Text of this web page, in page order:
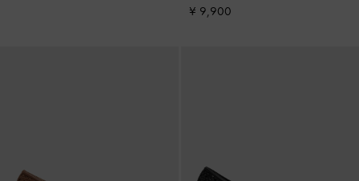
¥ 9,900